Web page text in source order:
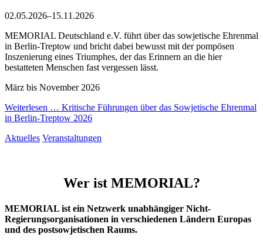
02.05.2026–15.11.2026
MEMORIAL Deutschland e.V. führt über das sowjetische Ehrenmal
in Berlin-Treptow und bricht dabei bewusst mit der pompösen
Inszenierung eines Triumphes, der das Erinnern an die hier
bestatteten Menschen fast vergessen lässt.
März bis November 2026
Weiterlesen … Kritische Führungen über das Sowjetische Ehrenmal
in Berlin-Treptow 2026
Aktuelles Veranstaltungen
Wer ist MEMORIAL?
MEMORIAL ist ein Netzwerk unabhängiger Nicht-
Regierungsorganisationen in verschiedenen Ländern Europas
und des postsowjetischen Raums.